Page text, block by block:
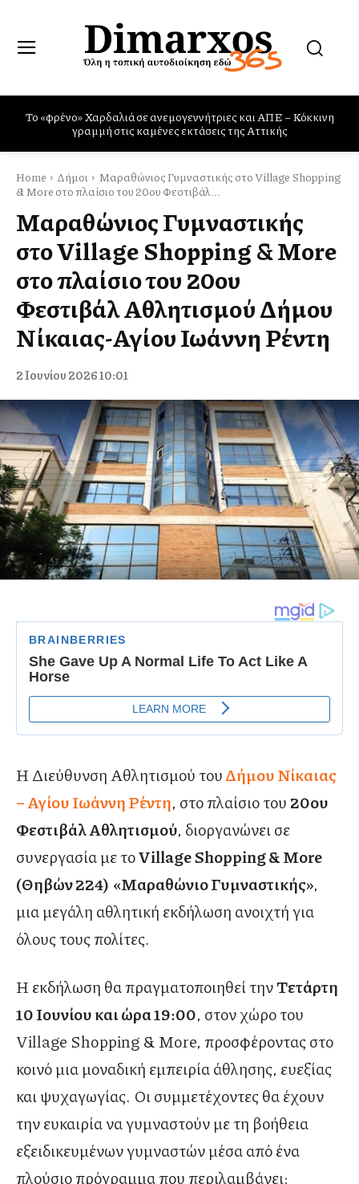
Πυρκαγιές: η Ελλάδα χρειάζεται και Canadair και Rafale
Home Δήμοι
Μαραθώνιος Γυμναστικής στο Village Shopping
& More στο πλαίσιο του 20ου Φεστιβάλ...
Μαραθώνιος Γυμναστικής
στο Village Shopping & More
στο πλαίσιο του 20ου
Φεστιβάλ Αθλητισμού Δήμου
Νίκαιας-Αγίου Ιωάννη Ρέντη
2 Ιουνίου 2026 10:01
Η Διεύθυνση Αθλητισμού τουΔήμου Νίκαιας
– Αγίου Ιωάννη Ρέντη, στο πλαίσιο του 20ου
Φεστιβάλ Αθλητισμού, διοργανώνει σε
συνεργασία με τοVillage Shopping & More
(Θηβών 224) «Μαραθώνιο Γυμναστικής»,
μια μεγάλη αθλητική εκδήλωση ανοιχτή για
όλους τους πολίτες.
Η εκδήλωση θα πραγματοποιηθεί τηνΤετάρτη
10 Ιουνίου και ώρα 19:00, στον χώρο του
Village Shopping & More, προσφέροντας στο
κοινό μια μοναδική εμπειρία άθλησης, ευεξίας
και ψυχαγωγίας. Οι συμμετέχοντες θα έχουν
την ευκαιρία να γυμναστούν με τη βοήθεια
εξειδικευμένων γυμναστών μέσα από ένα
πλούσιο πρόγραμμα που περιλαμβάνει: